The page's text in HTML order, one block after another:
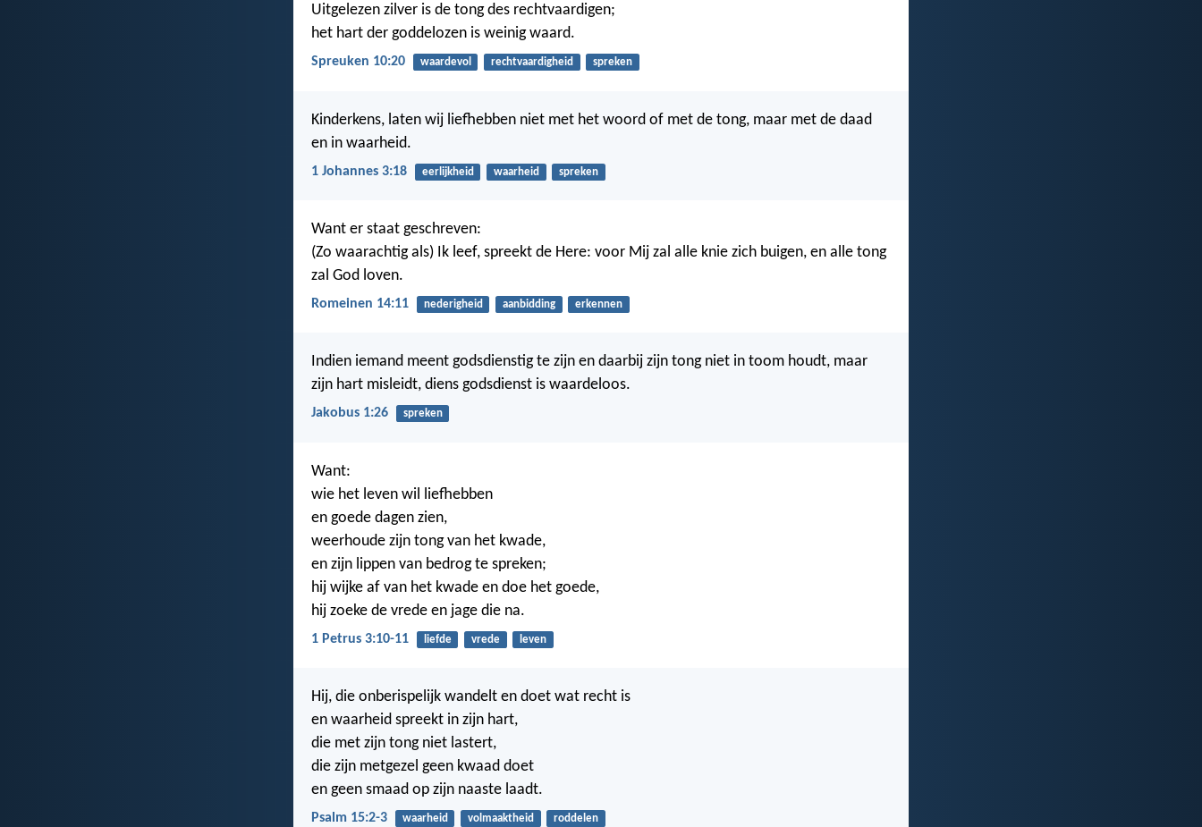
Uitgelezen zilver is de tong des rechtvaardigen;
het hart der goddelozen is weinig waard.
Spreuken 10:20 waardevol rechtvaardigheid spreken
Kinderkens, laten wij liefhebben niet met het woord of met de tong, maar met de daad
en in waarheid.
1 Johannes 3:18 eerlijkheid waarheid spreken
Want er staat geschreven:
(Zo waarachtig als) Ik leef, spreekt de Here: voor Mij zal alle knie zich buigen, en alle tong
zal God loven.
Romeinen 14:11 nederigheid aanbidding erkennen
Indien iemand meent godsdienstig te zijn en daarbij zijn tong niet in toom houdt, maar
zijn hart misleidt, diens godsdienst is waardeloos.
Jakobus 1:26 spreken
Want:
wie het leven wil liefhebben
en goede dagen zien,
weerhoude zijn tong van het kwade,
en zijn lippen van bedrog te spreken;
hij wijke af van het kwade en doe het goede,
hij zoeke de vrede en jage die na.
1 Petrus 3:10-11 liefde vrede leven
Hij, die onberispelijk wandelt en doet wat recht is
en waarheid spreekt in zijn hart,
die met zijn tong niet lastert,
die zijn metgezel geen kwaad doet
en geen smaad op zijn naaste laadt.
Psalm 15:2-3 waarheid volmaaktheid roddelen